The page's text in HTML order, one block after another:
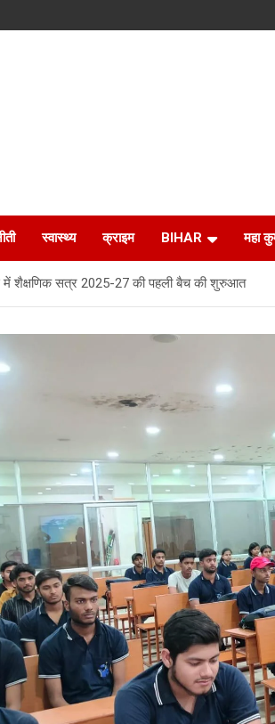
स्वास्थ्य क्राइम BIHAR महा
में शैक्षणिक सत्र 2025-27 की पहली बैच की शुरुआत